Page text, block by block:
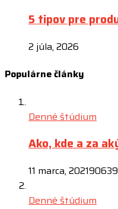
5 tipov pre
2 júla, 2026
Populárne články
Denné štúdium
Ako, kde a za
11 marca, 2021
Denné štúdium